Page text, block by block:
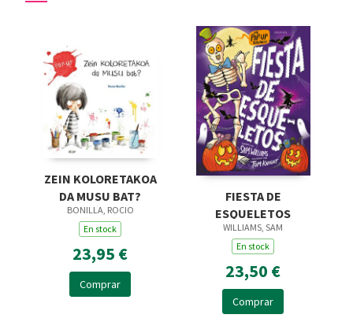
ZEIN KOLORETAKOA
DA MUSU BAT?
BONILLA, ROCIO
En stock
23,95 €
Comprar
FIESTA DE
ESQUELETOS
WILLIAMS, SAM
En stock
23,50 €
Comprar